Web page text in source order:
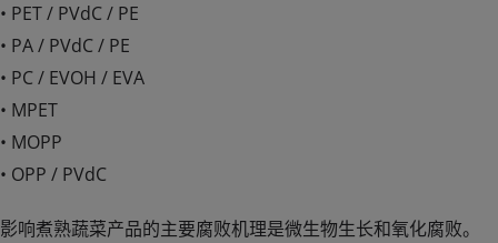
• PET / PVdC / PE
• PA / PVdC / PE
• PC / EVOH / EVA
• MPET
• MOPP
• OPP / PVdC
影响煮熟蔬菜产品的主要腐败机理是微生物生长和氧化腐败。